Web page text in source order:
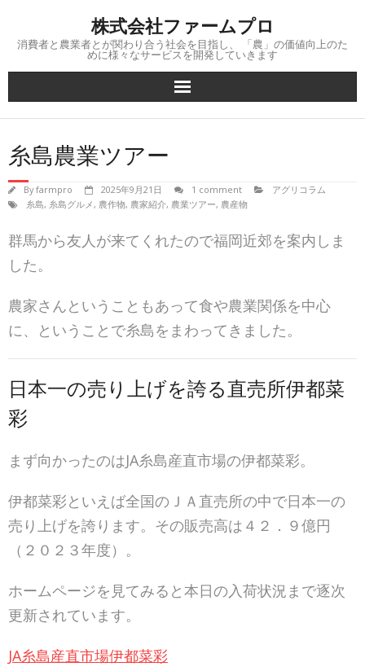
content
株式会社ファームプロ
消費者と農業者とが関わり合う社会を目指し、 「農」の価値向上のた
めに様々なサービスを開発していきます
糸島農業ツアー
Byfarmpro 2025年9月21日 1 comment
アグリコラム
糸島, 糸島グルメ, 農作物, 農家紹介, 農業ツアー, 農産物
群馬から友人が来てくれたので福岡近郊を案内しま
した。
農家さんということもあって食や農業関係を中心
に、ということで糸島をまわってきました。
日本一の売り上げを誇る直売所伊都菜
彩
まず向かったのはJA糸島産直市場の伊都菜彩。
伊都菜彩といえば全国のＪＡ直売所の中で日本一の
売り上げを誇ります。その販売高は４２．９億円
（２０２３年度）。
ホームページを見てみると本日の入荷状況まで逐次
更新されています。
JA糸島産直市場伊都菜彩